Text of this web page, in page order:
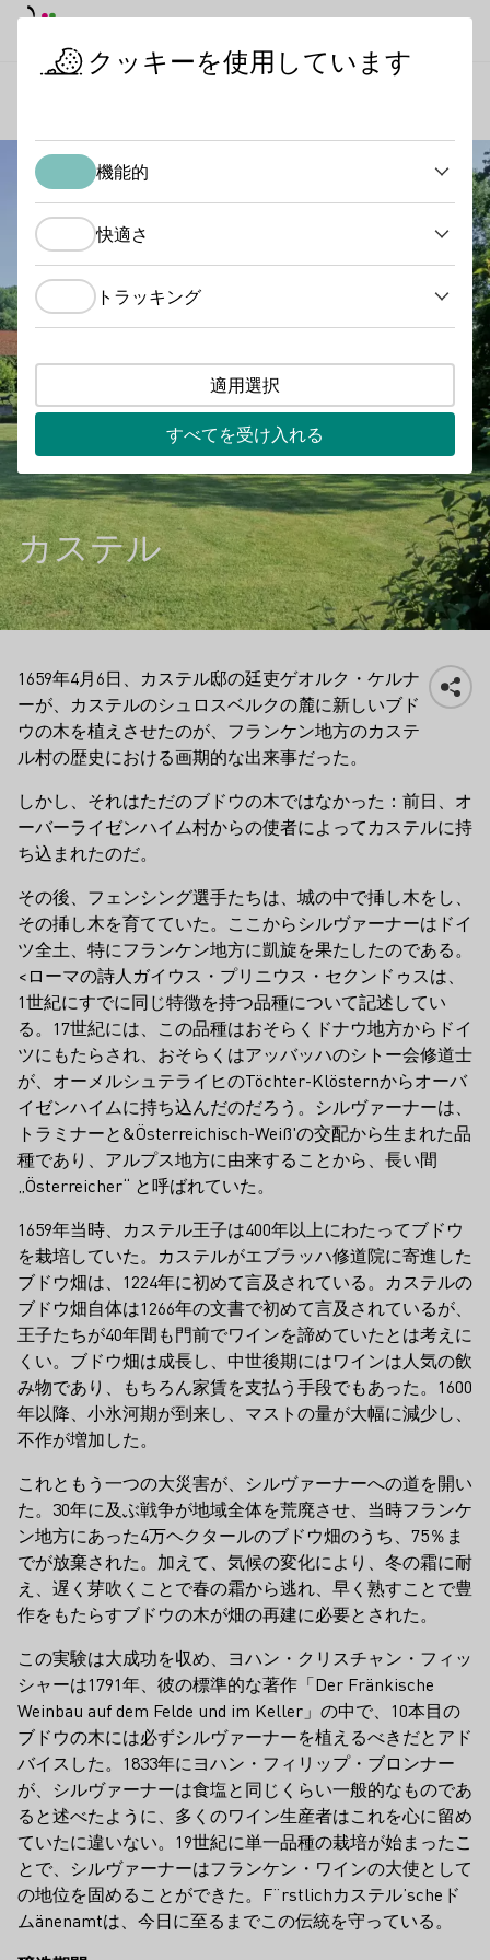
カステル
1659年4月6日、カステル邸の廷吏ゲオルク・ケルナ
ーが、カステルのシュロスベルクの麓に新しいブド
ウの木を植えさせたのが、フランケン地方のカステ
ル村の歴史における画期的な出来事だった。
しかし、それはただのブドウの木ではなかった：前日、オ
ーバーライゼンハイム村からの使者によってカステルに持
ち込まれたのだ。
その後、フェンシング選手たちは、城の中で挿し木をし、
その挿し木を育てていた。ここからシルヴァーナーはドイ
ツ全土、特にフランケン地方に凱旋を果たしたのである。
<ローマの詩人ガイウス・プリニウス・セクンドゥスは、
1世紀にすでに同じ特徴を持つ品種について記述してい
る。17世紀には、この品種はおそらくドナウ地方からドイ
ツにもたらされ、おそらくはアッバッハのシトー会修道士
が、オーメルシュテライヒのTöchter-Klösternからオーバ
イゼンハイムに持ち込んだのだろう。シルヴァーナーは、
トラミナーと&Österreichisch-Weiß'の交配から生まれた品
種であり、アルプス地方に由来することから、長い間
„Österreicher“ と呼ばれていた。
1659年当時、カステル王子は400年以上にわたってブドウ
を栽培していた。カステルがエブラッハ修道院に寄進した
ブドウ畑は、1224年に初めて言及されている。カステルの
ブドウ畑自体は1266年の文書で初めて言及されているが、
王子たちが40年間も門前でワインを諦めていたとは考えに
くい。ブドウ畑は成長し、中世後期にはワインは人気の飲
み物であり、もちろん家賃を支払う手段でもあった。1600
年以降、小氷河期が到来し、マストの量が大幅に減少し、
不作が増加した。
これともう一つの大災害が、シルヴァーナーへの道を開い
た。30年に及ぶ戦争が地域全体を荒廃させ、当時フランケ
ン地方にあった4万ヘクタールのブドウ畑のうち、75％ま
でが放棄された。加えて、気候の変化により、冬の霜に耐
え、遅く芽吹くことで春の霜から逃れ、早く熟すことで豊
作をもたらすブドウの木が畑の再建に必要とされた。
この実験は大成功を収め、ヨハン・クリスチャン・フィッ
シャーは1791年、彼の標準的な著作「Der Fränkische
Weinbau auf dem Felde und im Keller」の中で、10本目の
ブドウの木には必ずシルヴァーナーを植えるべきだとアド
バイスした。1833年にヨハン・フィリップ・ブロンナー
が、シルヴァーナーは食塩と同じくらい一般的なものであ
ると述べたように、多くのワイン生産者はこれを心に留め
ていたに違いない。19世紀に単一品種の栽培が始まったこ
とで、シルヴァーナーはフランケン・ワインの大使として
の地位を固めることができた。F¨rstlichカステル’scheド
ムänenamtは、今日に至るまでこの伝統を守っている。
クッキーを使用しています
機能的
快適さ
トラッキング
適用選択
すべてを受け入れる